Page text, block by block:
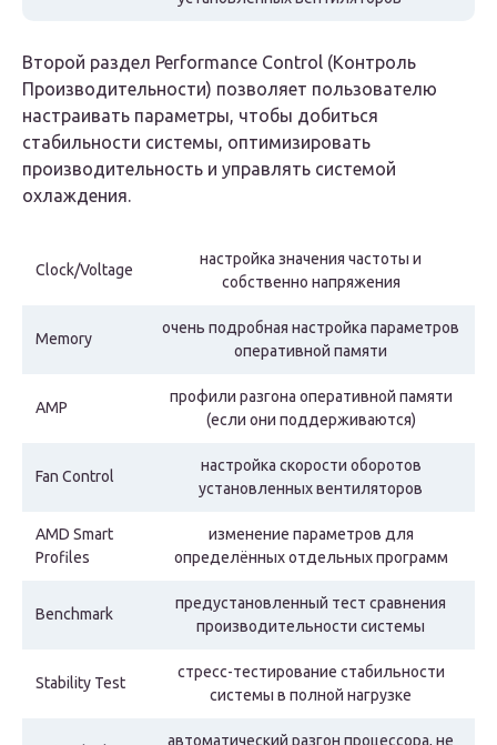
Второй раздел Performance Control (Контроль
Производительности) позволяет пользователю
настраивать параметры, чтобы добиться
стабильности системы, оптимизировать
производительность и управлять системой
охлаждения.
Clock/Voltage
настройка значения частоты и
собственно напряжения
Memory
очень подробная настройка параметров
оперативной памяти
AMP
профили разгона оперативной памяти
(если они поддерживаются)
Fan Control
настройка скорости оборотов
установленных вентиляторов
AMD Smart
Profiles
изменение параметров для
определённых отдельных программ
Benchmark
предустановленный тест сравнения
производительности системы
Stability Test
стресс-тестирование стабильности
системы в полной нагрузке
автоматический разгон процессора, не